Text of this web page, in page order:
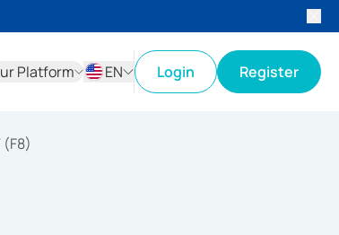
Platform
EN
Login Register
(F8)